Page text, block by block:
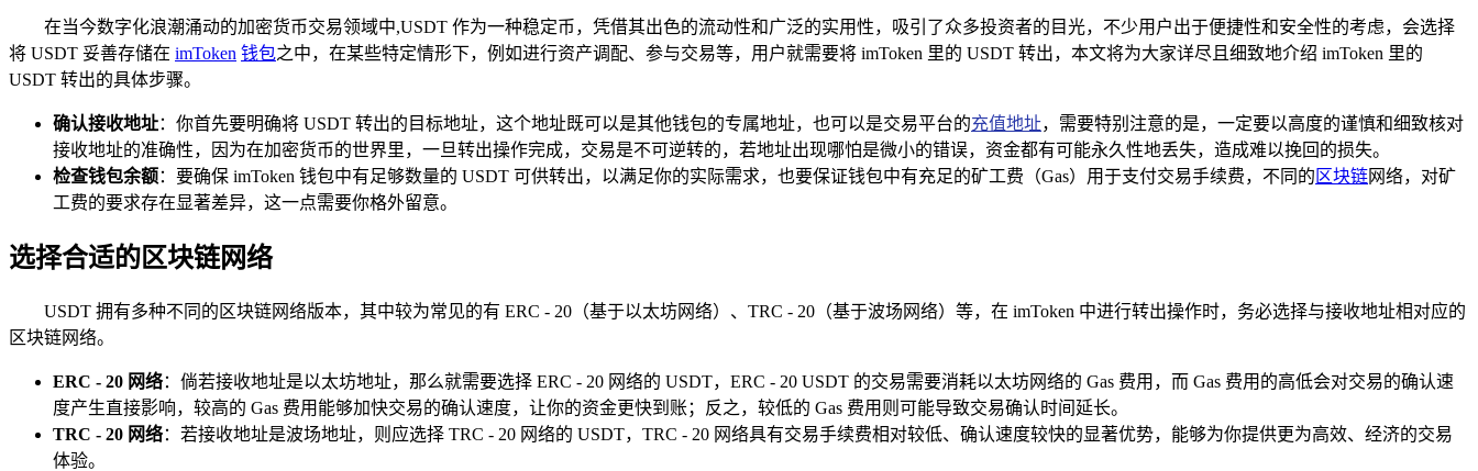
在当今数字化浪潮涌动的加密货币交易领域中,USDT 作为一种稳定币，凭借其出色的流动性和广泛的实用性，吸引了众多投资者的目光，不少用户出于便捷性和安全性的考虑，会选择
将 USDT 妥善存储在 imToken 钱包之中，在某些特定情形下，例如进行资产调配、参与交易等，用户就需要将 imToken 里的 USDT 转出，本文将为大家详尽且细致地介绍 imToken 里的
USDT 转出的具体步骤。
确认接收地址：你首先要明确将 USDT 转出的目标地址，这个地址既可以是其他钱包的专属地址，也可以是交易平台的充值地址，需要特别注意的是，一定要以高度的谨慎和细致核对
接收地址的准确性，因为在加密货币的世界里，一旦转出操作完成，交易是不可逆转的，若地址出现哪怕是微小的错误，资金都有可能永久性地丢失，造成难以挽回的损失。
检查钱包余额：要确保 imToken 钱包中有足够数量的 USDT 可供转出，以满足你的实际需求，也要保证钱包中有充足的矿工费（Gas）用于支付交易手续费，不同的 区块链网络，对矿
工费的要求存在显著差异，这一点需要你格外留意。
选择合适的区块链网络
USDT 拥有多种不同的区块链网络版本，其中较为常见的有 ERC - 20（基于以太坊网络）、TRC - 20（基于波场网络）等，在 imToken 中进行转出操作时，务必选择与接收地址相对应的
区块链网络。
ERC - 20 网络：倘若接收地址是以太坊地址，那么就需要选择 ERC - 20 网络的 USDT，ERC - 20 USDT 的交易需要消耗以太坊网络的 Gas 费用，而 Gas 费用的高低会对交易的确认速
度产生直接影响，较高的 Gas 费用能够加快交易的确认速度，让你的资金更快到账；反之，较低的 Gas 费用则可能导致交易确认时间延长。
TRC - 20 网络：若接收地址是波场地址，则应选择 TRC - 20 网络的 USDT，TRC - 20 网络具有交易手续费相对较低、确认速度较快的显著优势，能够为你提供更为高效、经济的交易
体验。